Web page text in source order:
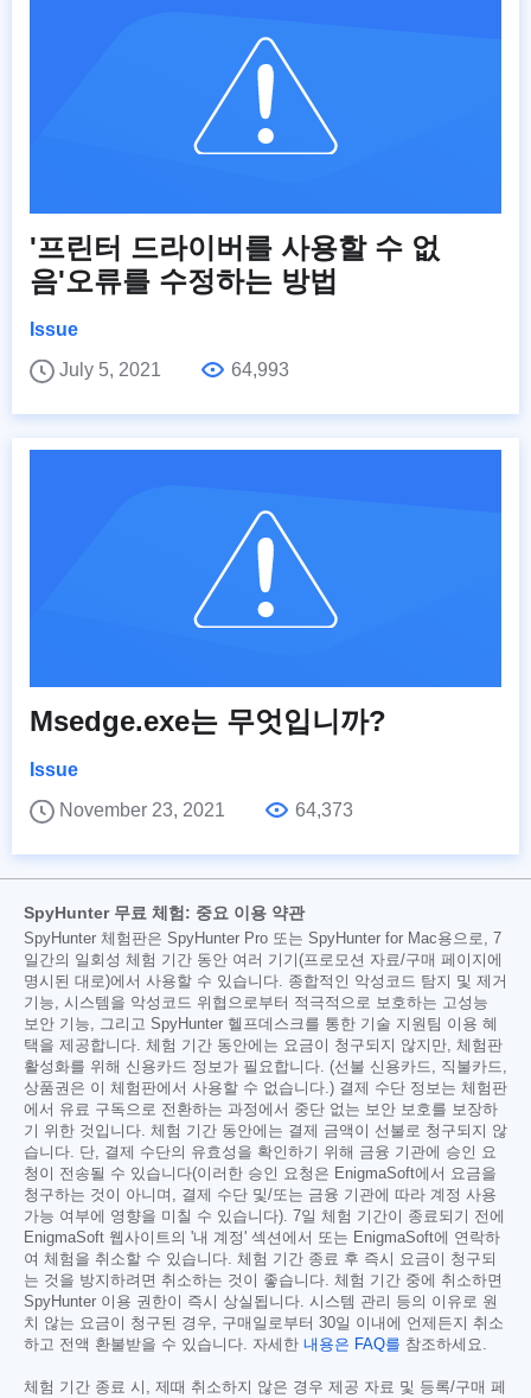
'프린터 드라이버를 사용할 수 없
음'오류를 수정하는 방법
Issue
July 5, 2021
64,993
Msedge.exe는 무엇입니까?
Issue
November 23, 2021
64,373
SpyHunter 무료 체험: 중요 이용 약관
SpyHunter 체험판은 SpyHunter Pro 또는 SpyHunter for Mac용으로, 7
일간의 일회성 체험 기간 동안 여러 기기(프로모션 자료/구매 페이지에
명시된 대로)에서 사용할 수 있습니다. 종합적인 악성코드 탐지 및 제거
기능, 시스템을 악성코드 위협으로부터 적극적으로 보호하는 고성능
보안 기능, 그리고 SpyHunter 헬프데스크를 통한 기술 지원팀 이용 혜
택을 제공합니다. 체험 기간 동안에는 요금이 청구되지 않지만, 체험판
활성화를 위해 신용카드 정보가 필요합니다. (선불 신용카드, 직불카드,
상품권은 이 체험판에서 사용할 수 없습니다.) 결제 수단 정보는 체험판
에서 유료 구독으로 전환하는 과정에서 중단 없는 보안 보호를 보장하
기 위한 것입니다. 체험 기간 동안에는 결제 금액이 선불로 청구되지 않
습니다. 단, 결제 수단의 유효성을 확인하기 위해 금융 기관에 승인 요
청이 전송될 수 있습니다(이러한 승인 요청은 EnigmaSoft에서 요금을
청구하는 것이 아니며, 결제 수단 및/또는 금융 기관에 따라 계정 사용
가능 여부에 영향을 미칠 수 있습니다). 7일 체험 기간이 종료되기 전에
EnigmaSoft 웹사이트의 '내 계정' 섹션에서 또는 EnigmaSoft에 연락하
여 체험을 취소할 수 있습니다. 체험 기간 종료 후 즉시 요금이 청구되
는 것을 방지하려면 취소하는 것이 좋습니다. 체험 기간 중에 취소하면
SpyHunter 이용 권한이 즉시 상실됩니다. 시스템 관리 등의 이유로 원
치 않는 요금이 청구된 경우, 구매일로부터 30일 이내에 언제든지 취소
하고 전액 환불받을 수 있습니다. 자세한 내용은 FAQ를 참조하세요.
체험 기간 종료 시, 제때 취소하지 않은 경우 제공 자료 및 등록/구매 페